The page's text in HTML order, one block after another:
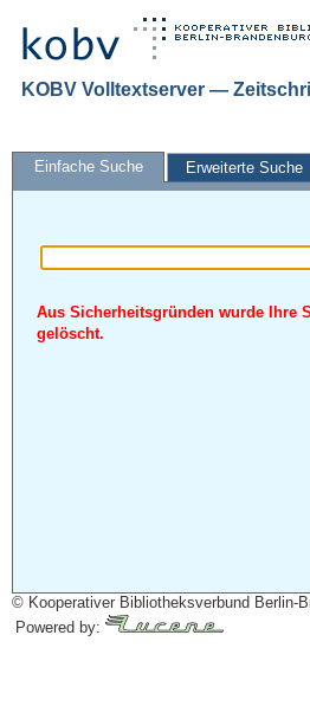
KOBV Volltextserver —
Einfache Suche Erweiterte Suche
Aus Sicherheitsgründen wurde Ihre
gelöscht.
© Kooperativer Bibliotheksverbund Berlin-
Powered by: